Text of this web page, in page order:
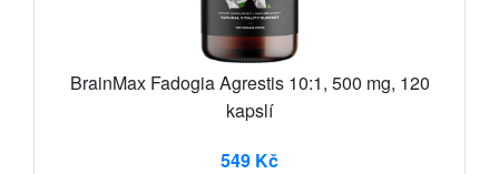
BrainMax Fadogia Agrestis 10:1, 500 mg, 120
kapslí
549 Kč